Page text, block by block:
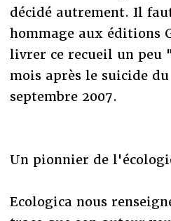
décidé autrement. Il
hommage aux éditions
livrer ce recueil un peu
mois après le suicide
septembre 2007.
Un pionnier de
Ecologica nous